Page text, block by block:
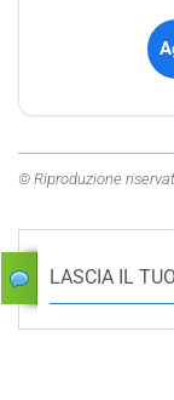
© Riproduzione
LASCIA IL